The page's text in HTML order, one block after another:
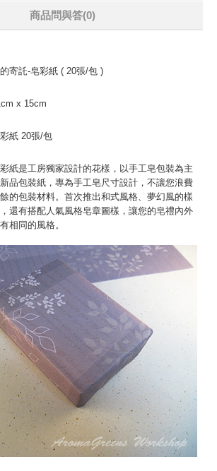
商品問與答(0)
寄託-皂彩紙 ( 20張/包 )
x 15cm
紙 20張/包
紙是工房獨家設計的花樣，以手工皂包裝為主
品包裝紙，專為手工皂尺寸設計，不讓您浪費
的包裝材料。首次推出和式風格、夢幻風的樣
還有搭配人氣風格皂章圖樣，讓您的皂禮內外
相同的風格。